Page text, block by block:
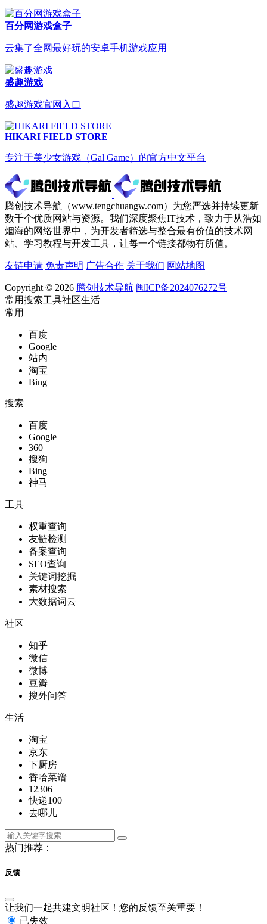
百分网游戏盒子
云集了全网最好玩的安卓手机游戏应用
盛趣游戏
盛趣游戏官网入口
HIKARI FIELD STORE
专注于美少女游戏（Gal Game）的官方中文平台
腾创技术导航（www.tengchuangw.com）为您严选并持续更新
数千个优质网站与资源。我们深度聚焦IT技术，致力于从浩如
烟海的网络世界中，为开发者筛选与整合最有价值的技术网
站、学习教程与开发工具，让每一个链接都物有所值。
友链申请 免责声明 广告合作 关于我们 网站地图
Copyright © 2026 腾创技术导航 闽ICP备2024076272号
常用搜索工具社区生活
常用
百度
Google
站内
淘宝
Bing
搜索
百度
Google
360
搜狗
Bing
神马
工具
权重查询
友链检测
备案查询
SEO查询
关键词挖掘
素材搜索
大数据词云
社区
知乎
微信
微博
豆瓣
搜外问答
生活
淘宝
京东
下厨房
香哈菜谱
12306
快递100
去哪儿
热门推荐：
反馈
让我们一起共建文明社区！您的反馈至关重要！
已失效